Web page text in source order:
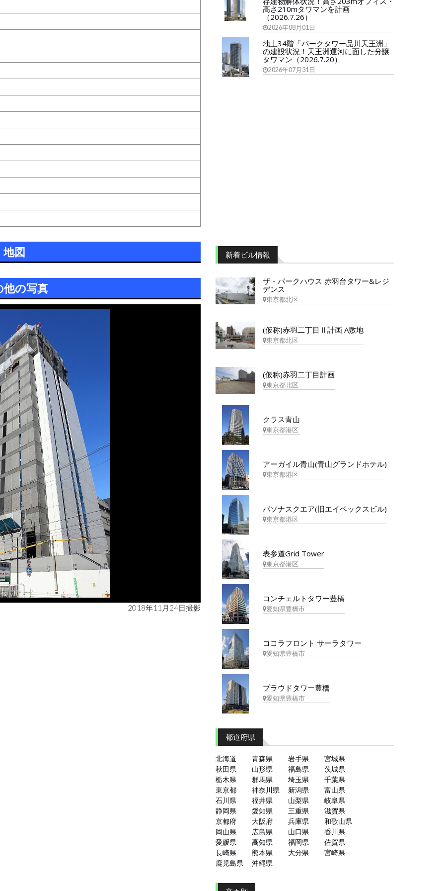
地図
他の写真
2018年11月24日撮影
高さ210mタワマンを計画
（2026.7.26）
2026年08月01日
地上34階「パークタワー品川天王洲」
の建設状況！天王洲運河に面した分譲
タワマン（2026.7.20）
2026年07月31日
新着ビル情報
ザ・パークハウス 赤羽台タワー&レジ
デンス
東京都北区
(仮称)赤羽二丁目Ⅱ計画 A敷地
東京都北区
(仮称)赤羽二丁目計画
東京都北区
クラス青山
東京都港区
アーガイル青山(青山グランドホテル)
東京都港区
パソナスクエア(旧エイベックスビル)
東京都港区
表参道Grid Tower
東京都港区
コンチェルトタワー豊橋
愛知県豊橋市
ココラフロント サーラタワー
愛知県豊橋市
プラウドタワー豊橋
愛知県豊橋市
都道府県
北海道 青森県 岩手県
宮城県
秋田県
山形県 福島県
茨城県
栃木県
群馬県 埼玉県
千葉県
東京都
神奈川県 新潟県
富山県
石川県
福井県 山梨県
岐阜県
静岡県
愛知県 三重県
滋賀県
京都府
大阪府 兵庫県
和歌山県
岡山県
広島県 山口県
香川県
愛媛県
高知県 福岡県
佐賀県
長崎県
熊本県 大分県
宮崎県
鹿児島県
沖縄県